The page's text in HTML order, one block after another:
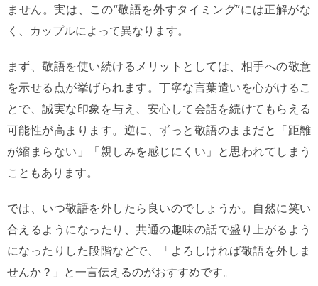
ません。実は、この“敬語を外すタイミング”には正解がな
く、カップルによって異なります。
まず、敬語を使い続けるメリットとしては、相手への敬意
を示せる点が挙げられます。丁寧な言葉遣いを心がけるこ
とで、誠実な印象を与え、安心して会話を続けてもらえる
可能性が高まります。逆に、ずっと敬語のままだと「距離
が縮まらない」「親しみを感じにくい」と思われてしまう
こともあります。
では、いつ敬語を外したら良いのでしょうか。自然に笑い
合えるようになったり、共通の趣味の話で盛り上がるよう
になったりした段階などで、「よろしければ敬語を外しま
せんか？」と一言伝えるのがおすすめです。